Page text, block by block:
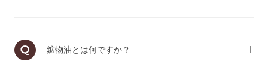
鉱物油とは何ですか？